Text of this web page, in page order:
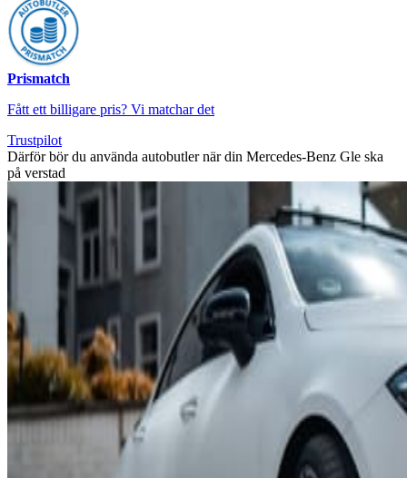
Prismatch
Fått ett billigare pris? Vi matchar det
Trustpilot
Därför bör du använda autobutler när din Mercedes-Benz Gle ska
på verstad